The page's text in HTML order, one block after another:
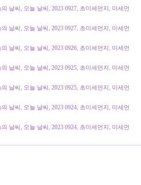
날씨, 오늘 날씨, 2023 0927, 초미세먼지, 미세먼
날씨, 오늘 날씨, 2023 0927, 초미세먼지, 미세먼
날씨, 오늘 날씨, 2023 0926, 초미세먼지, 미세먼
날씨, 오늘 날씨, 2023 0925, 초미세먼지, 미세먼
날씨, 오늘 날씨, 2023 0925, 초미세먼지, 미세먼
날씨, 오늘 날씨, 2023 0924, 초미세먼지, 미세먼
날씨, 오늘 날씨, 2023 0924, 초미세먼지, 미세먼